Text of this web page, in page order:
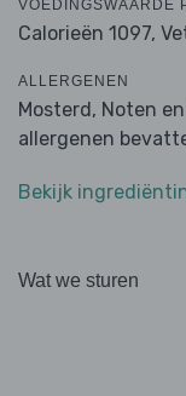
VOEDINGSWAARDE
Calorieën 1097,
ALLERGENEN
Mosterd, Noten
allergenen
Bekijk
Wat we sturen